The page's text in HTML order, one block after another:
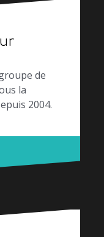
de
la
2004.